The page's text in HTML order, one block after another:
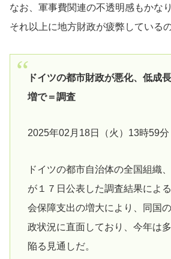
なお、軍事費関連の不透明感もかな
それ以上に地方財政が疲弊している
ドイツの都市財政が悪化、低成
増で＝調査
2025年02月18日（火）13時59分
ドイツの都市自治体の全国組織
が１７日公表した調査結果によ
会保障支出の増大により、同国
政状況に直面しており、今年は
陥る見通しだ。